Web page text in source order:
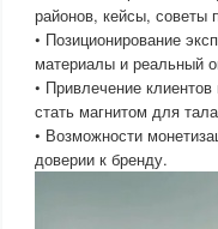
районов, кейсы, советы
• Позиционирование
материалы и реальный
• Привлечение
стать магнитом для
• Возможности
доверии к бренду.